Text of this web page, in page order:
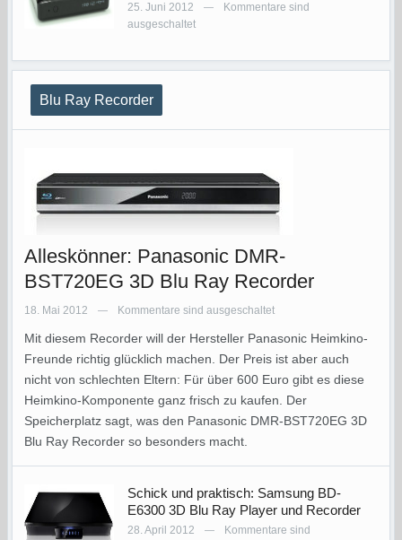
25. Juni 2012 —
Kommentare sind
ausgeschaltet
Blu Ray Recorder
Alleskönner: Panasonic DMR-
BST720EG 3D Blu Ray Recorder
18. Mai 2012 — Kommentare sind ausgeschaltet
Mit diesem Recorder will der Hersteller Panasonic Heimkino-
Freunde richtig glücklich machen. Der Preis ist aber auch
nicht von schlechten Eltern: Für über 600 Euro gibt es diese
Heimkino-Komponente ganz frisch zu kaufen. Der
Speicherplatz sagt, was den Panasonic DMR-BST720EG 3D
Blu Ray Recorder so besonders macht.
Schick und praktisch: Samsung BD-
E6300 3D Blu Ray Player und Recorder
28. April 2012 —
Kommentare sind